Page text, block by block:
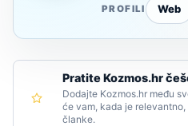
PROFILI Web
Pratite Kozmos.hr
Dodajte Kozmos.hr među
će vam, kada je
članke.